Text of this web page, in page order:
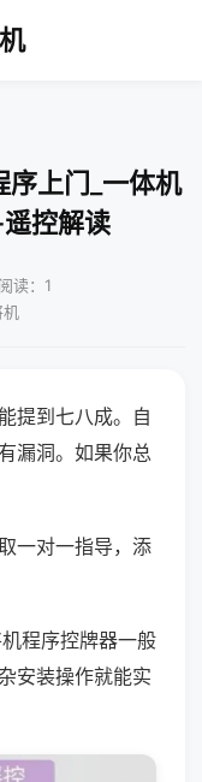
上门_一体机
控解读
读：1
机
提到七八成。自
漏洞。如果你总
一对一指导，添
程序控牌器一般
安装操作就能实